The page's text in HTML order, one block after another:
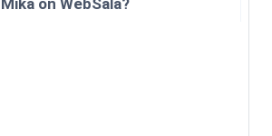
Mikä on WebSälä?